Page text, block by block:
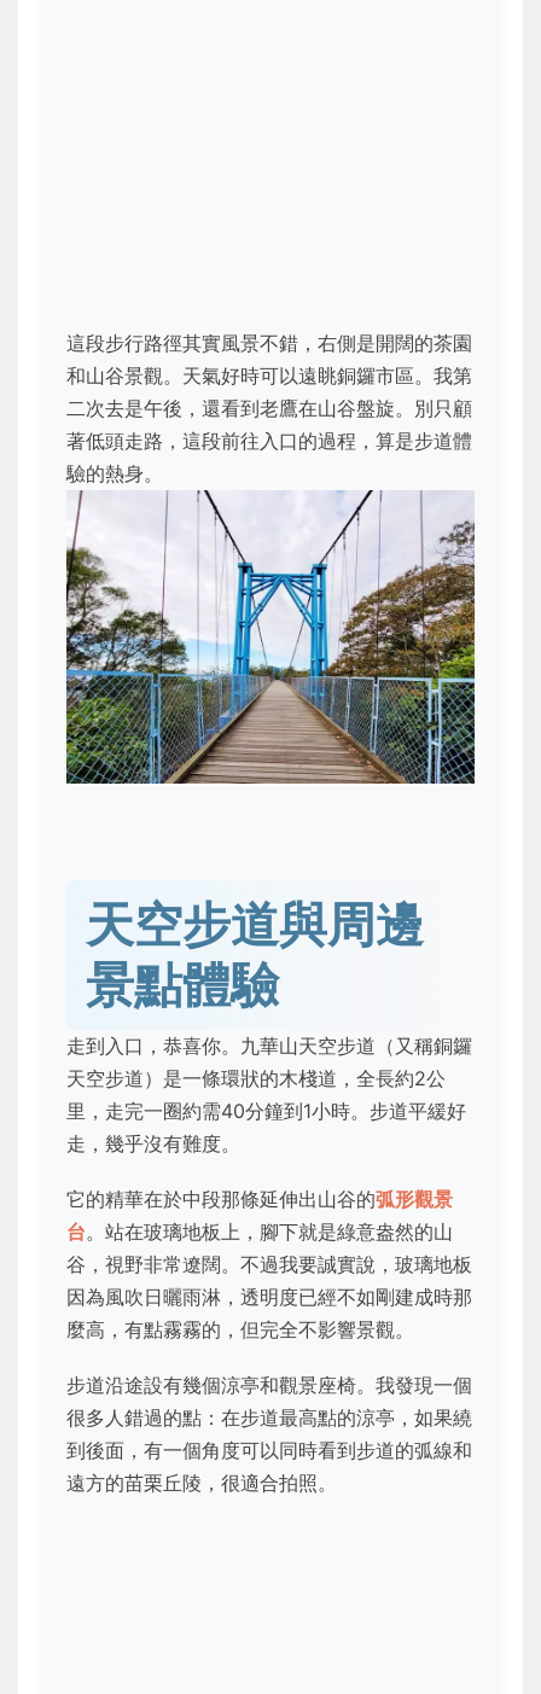
這段步行路徑其實風景不錯，右側是開闊的茶園
和山谷景觀。天氣好時可以遠眺銅鑼市區。我第
二次去是午後，還看到老鷹在山谷盤旋。別只顧
著低頭走路，這段前往入口的過程，算是步道體
驗的熱身。
天空步道與周邊
景點體驗
走到入口，恭喜你。九華山天空步道（又稱銅鑼
天空步道）是一條環狀的木棧道，全長約2公
里，走完一圈約需40分鐘到1小時。步道平緩好
走，幾乎沒有難度。
它的精華在於中段那條延伸出山谷的弧形觀景
台。站在玻璃地板上，腳下就是綠意盎然的山
谷，視野非常遼闊。不過我要誠實說，玻璃地板
因為風吹日曬雨淋，透明度已經不如剛建成時那
麼高，有點霧霧的，但完全不影響景觀。
步道沿途設有幾個涼亭和觀景座椅。我發現一個
很多人錯過的點：在步道最高點的涼亭，如果繞
到後面，有一個角度可以同時看到步道的弧線和
遠方的苗栗丘陵，很適合拍照。